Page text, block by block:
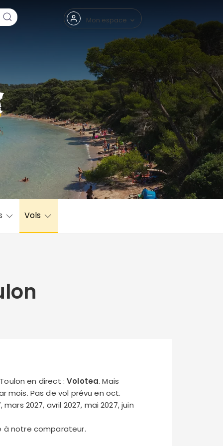
Mon espace
Vols
en direct :Volotea. Mais
mois. Pas de vol prévu en oct.
mars 2027, avril 2027, mai 2027, juin
à notre comparateur.